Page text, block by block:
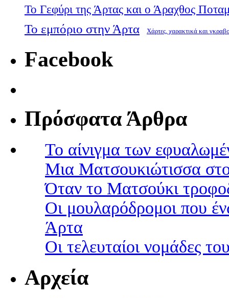
Το Γεφύρι της Άρτας και ο Άραχθος
Το εμπόριο στην Άρτα Χάρτες, χαρακτικά και
Facebook
Πρόσφατα Άρθρα
Το αίνιγμα των
Μια Ματσουκιώτισσα
Όταν το Ματσούκι
Οι μουλαρόδρομοι που
Άρτα
Οι τελευταίοι νομάδες
Αρχεία